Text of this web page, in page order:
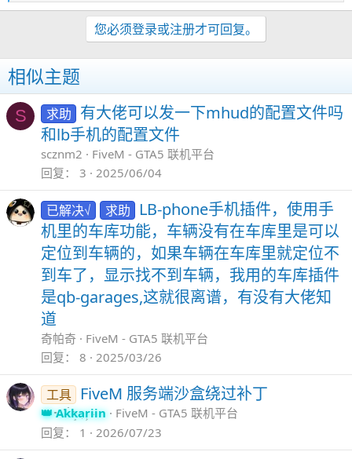
馈
您必须登录或注册才可回复。
相似主题
S 求助 有大佬可以发一下mhud的配置文件吗
和lb手机的配置文件
scznm2
FiveM - GTA5 联机平台
回复
3 2025/06/04
已解决√ 求助
LB-phone手机插件，使用手
机里的车库功能，车辆没有在车库里是可以
定位到车辆的，如果车辆在车库里就定位不
到车了，显示找不到车辆，我用的车库插件
是qb-garages,这就很离谱，有没有大佬知
道
奇帕奇
FiveM - GTA5 联机平台
回复
8 2025/03/26
工具 FiveM 服务端沙盒绕过补丁
Akkariin
FiveM - GTA5 联机平台
回复
1 2026/07/23